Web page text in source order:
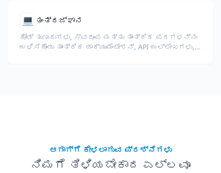
💻 ತಂತ್ರಜ್ಞಾನ
ಕೋಡ್ ತುಣುಕುಗಳು, ಸ್ವರೂಪ ಮತ್ತು ತಾಂತ್ರಿಕ ಪದಗಳನ್ನು
ಉಳಿಸಿಕೊಂಡು ತಾಂತ್ರಿಕ ಡಾಕ್ಯುಮೆಂಟೇಶನ್, API ಉಲ್ಲೇಖಗಳು,
ಆಗಾಗ್ಗೆ ಕೇಳಲಾಗುವ ಪ್ರಶ್ನೆಗಳು
ನಿಮಗೆ ತಿಳಿಯಬೇಕಾದ ಎಲ್ಲವೂ